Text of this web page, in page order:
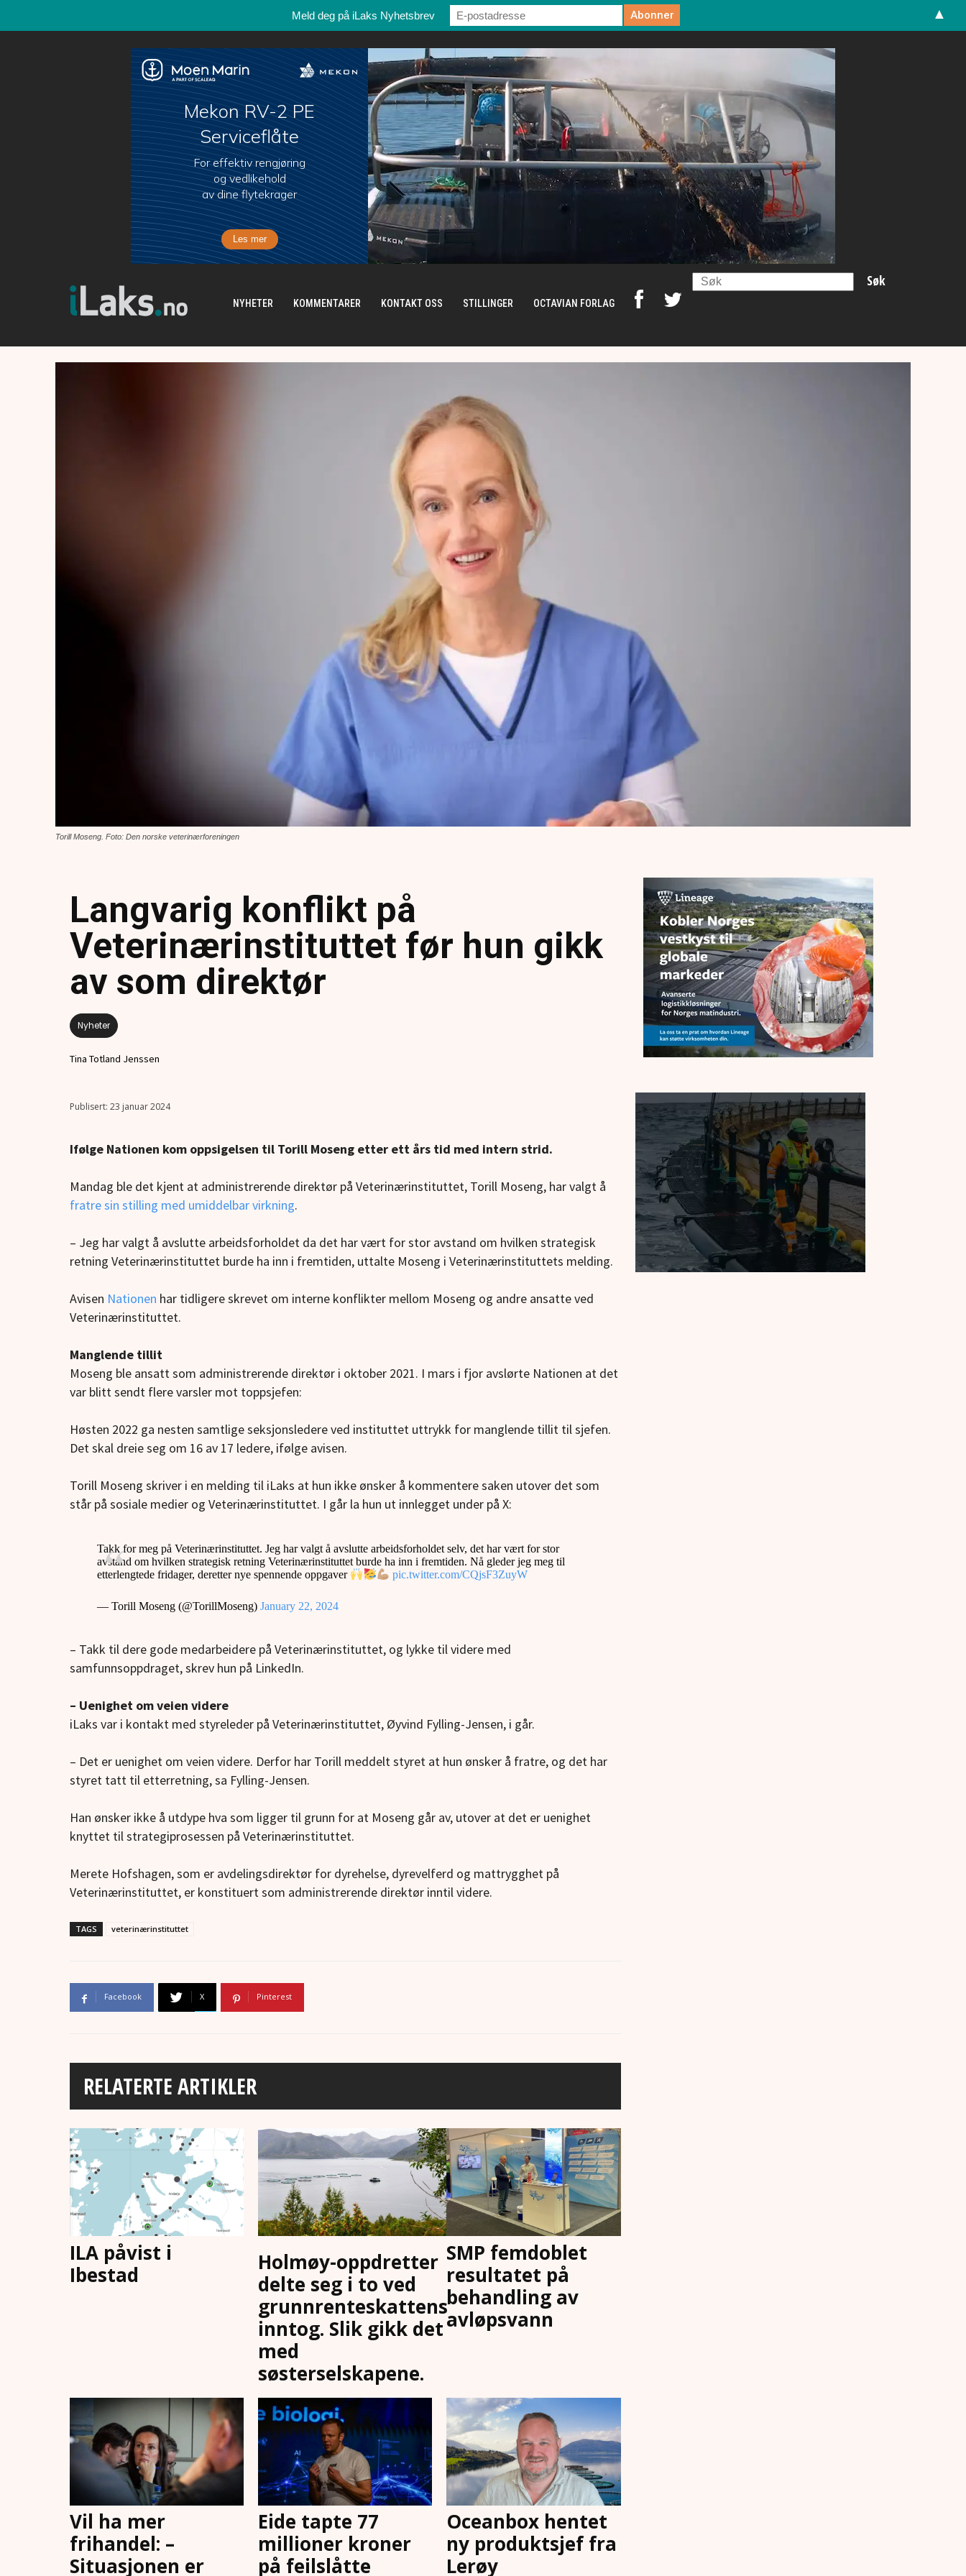
NYHETER KOMMENTARER KONTAKT OSS STILLINGER OCTAVIAN FORLAG
Search
Torill Moseng. Foto: Den norske veterinærforeningen
Langvarig konflikt på
Veterinærinstituttet før hun gikk
av som direktør
Nyheter
Tina Totland Jenssen
23 januar 2024
Ifølge Nationen kom oppsigelsen til Torill Moseng etter ett års tid med intern strid.
Mandag ble det kjent at administrerende direktør på Veterinærinstituttet, Torill Moseng, har valgt å
fratre sin stilling med umiddelbar virkning.
– Jeg har valgt å avslutte arbeidsforholdet da det har vært for stor avstand om hvilken strategisk
retning Veterinærinstituttet burde ha inn i fremtiden, uttalte Moseng i Veterinærinstituttets melding.
Avisen Nationen har tidligere skrevet om interne konflikter mellom Moseng og andre ansatte ved
Veterinærinstituttet.
Manglende tillit
Moseng ble ansatt som administrerende direktør i oktober 2021. I mars i fjor avslørte Nationen at det
var blitt sendt flere varsler mot toppsjefen:
Høsten 2022 ga nesten samtlige seksjonsledere ved instituttet uttrykk for manglende tillit til sjefen.
Det skal dreie seg om 16 av 17 ledere, ifølge avisen.
Torill Moseng skriver i en melding til iLaks at hun ikke ønsker å kommentere saken utover det som
står på sosiale medier og Veterinærinstituttet. I går la hun ut innlegget under på X:
Takk for meg på Veterinærinstituttet. Jeg har valgt å avslutte arbeidsforholdet selv, det har vært for stor
avstand om hvilken strategisk retning Veterinærinstituttet burde ha inn i fremtiden. Nå gleder jeg meg til
etterlengtede fridager, deretter nye spennende oppgaver
pic.twitter.com/CQjsF3ZuyW
— Torill Moseng (@TorillMoseng)January 22, 2024
– Takk til dere gode medarbeidere på Veterinærinstituttet, og lykke til videre med
samfunnsoppdraget, skrev hun på LinkedIn.
– Uenighet om veien videre
iLaks var i kontakt med styreleder på Veterinærinstituttet, Øyvind Fylling-Jensen, i går.
– Det er uenighet om veien videre. Derfor har Torill meddelt styret at hun ønsker å fratre, og det har
styret tatt til etterretning, sa Fylling-Jensen.
Han ønsker ikke å utdype hva som ligger til grunn for at Moseng går av, utover at det er uenighet
knyttet til strategiprosessen på Veterinærinstituttet.
Merete Hofshagen, som er avdelingsdirektør for dyrehelse, dyrevelferd og mattrygghet på
Veterinærinstituttet, er konstituertsom administrerende direktør inntil videre.
TAGS veterinærinstituttet
Facebook X Pinterest
RELATERTE ARTIKLER
ILA påvist i
Ibestad
Holmøy-oppdretter
delte seg i to ved
grunnrenteskattens
inntog. Slik gikk det
med
søsterselskapene.
SMP femdoblet
resultatet på
behandling av
avløpsvann
Vil ha mer
frihandel: –
Situasjonen er
Eide tapte 77
millioner kroner
på feilslåtte
Oceanbox hentet
ny produktsjef fra
Lerøy
Meld deg på iLaks Nyhetsbrev ▲